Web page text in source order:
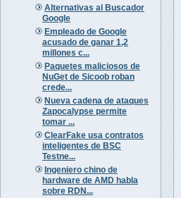
Alternativas al Buscador
Google
Empleado de Google
acusado de ganar 1,2
millones c...
Paquetes maliciosos de
NuGet de Sicoob roban
crede...
Nueva cadena de ataques
Zapocalypse permite
tomar ...
ClearFake usa contratos
inteligentes de BSC
Testne...
Ingeniero chino de
hardware de AMD habla
sobre RDN...